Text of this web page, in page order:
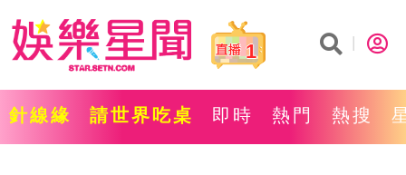
1
針線緣 請世界吃桌 即時 熱門 熱搜